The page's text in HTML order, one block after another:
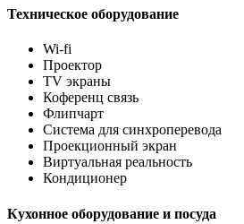
Техническое оборудование
Wi-fi
Проектор
TV экраны
Коференц связь
Флипчарт
Система для синхроперевода
Проекционный экран
Виртуальная реальность
Кондиционер
Кухонное оборудование и посуда